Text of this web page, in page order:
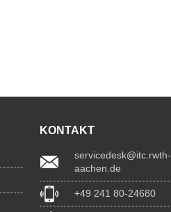
KONTAKT
servicedesk@itc.rwth-
aachen.de
+49 241 80-24680